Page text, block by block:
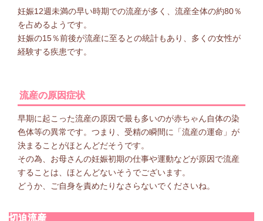
妊娠12週未満の早い時期での流産が多く、流産全体の約80％
を占めるようです。
妊娠の15％前後が流産に至るとの統計もあり、多くの女性が
経験する疾患です。
流産の原因症状
早期に起こった流産の原因で最も多いのが赤ちゃん自体の染
色体等の異常です。つまり、受精の瞬間に「流産の運命」が
決まることがほとんどだそうです。
その為、お母さんの妊娠初期の仕事や運動などが原因で流産
することは、ほとんどないそうでございます。
どうか、ご自身を責めたりなさらないでくださいね。
切迫流産